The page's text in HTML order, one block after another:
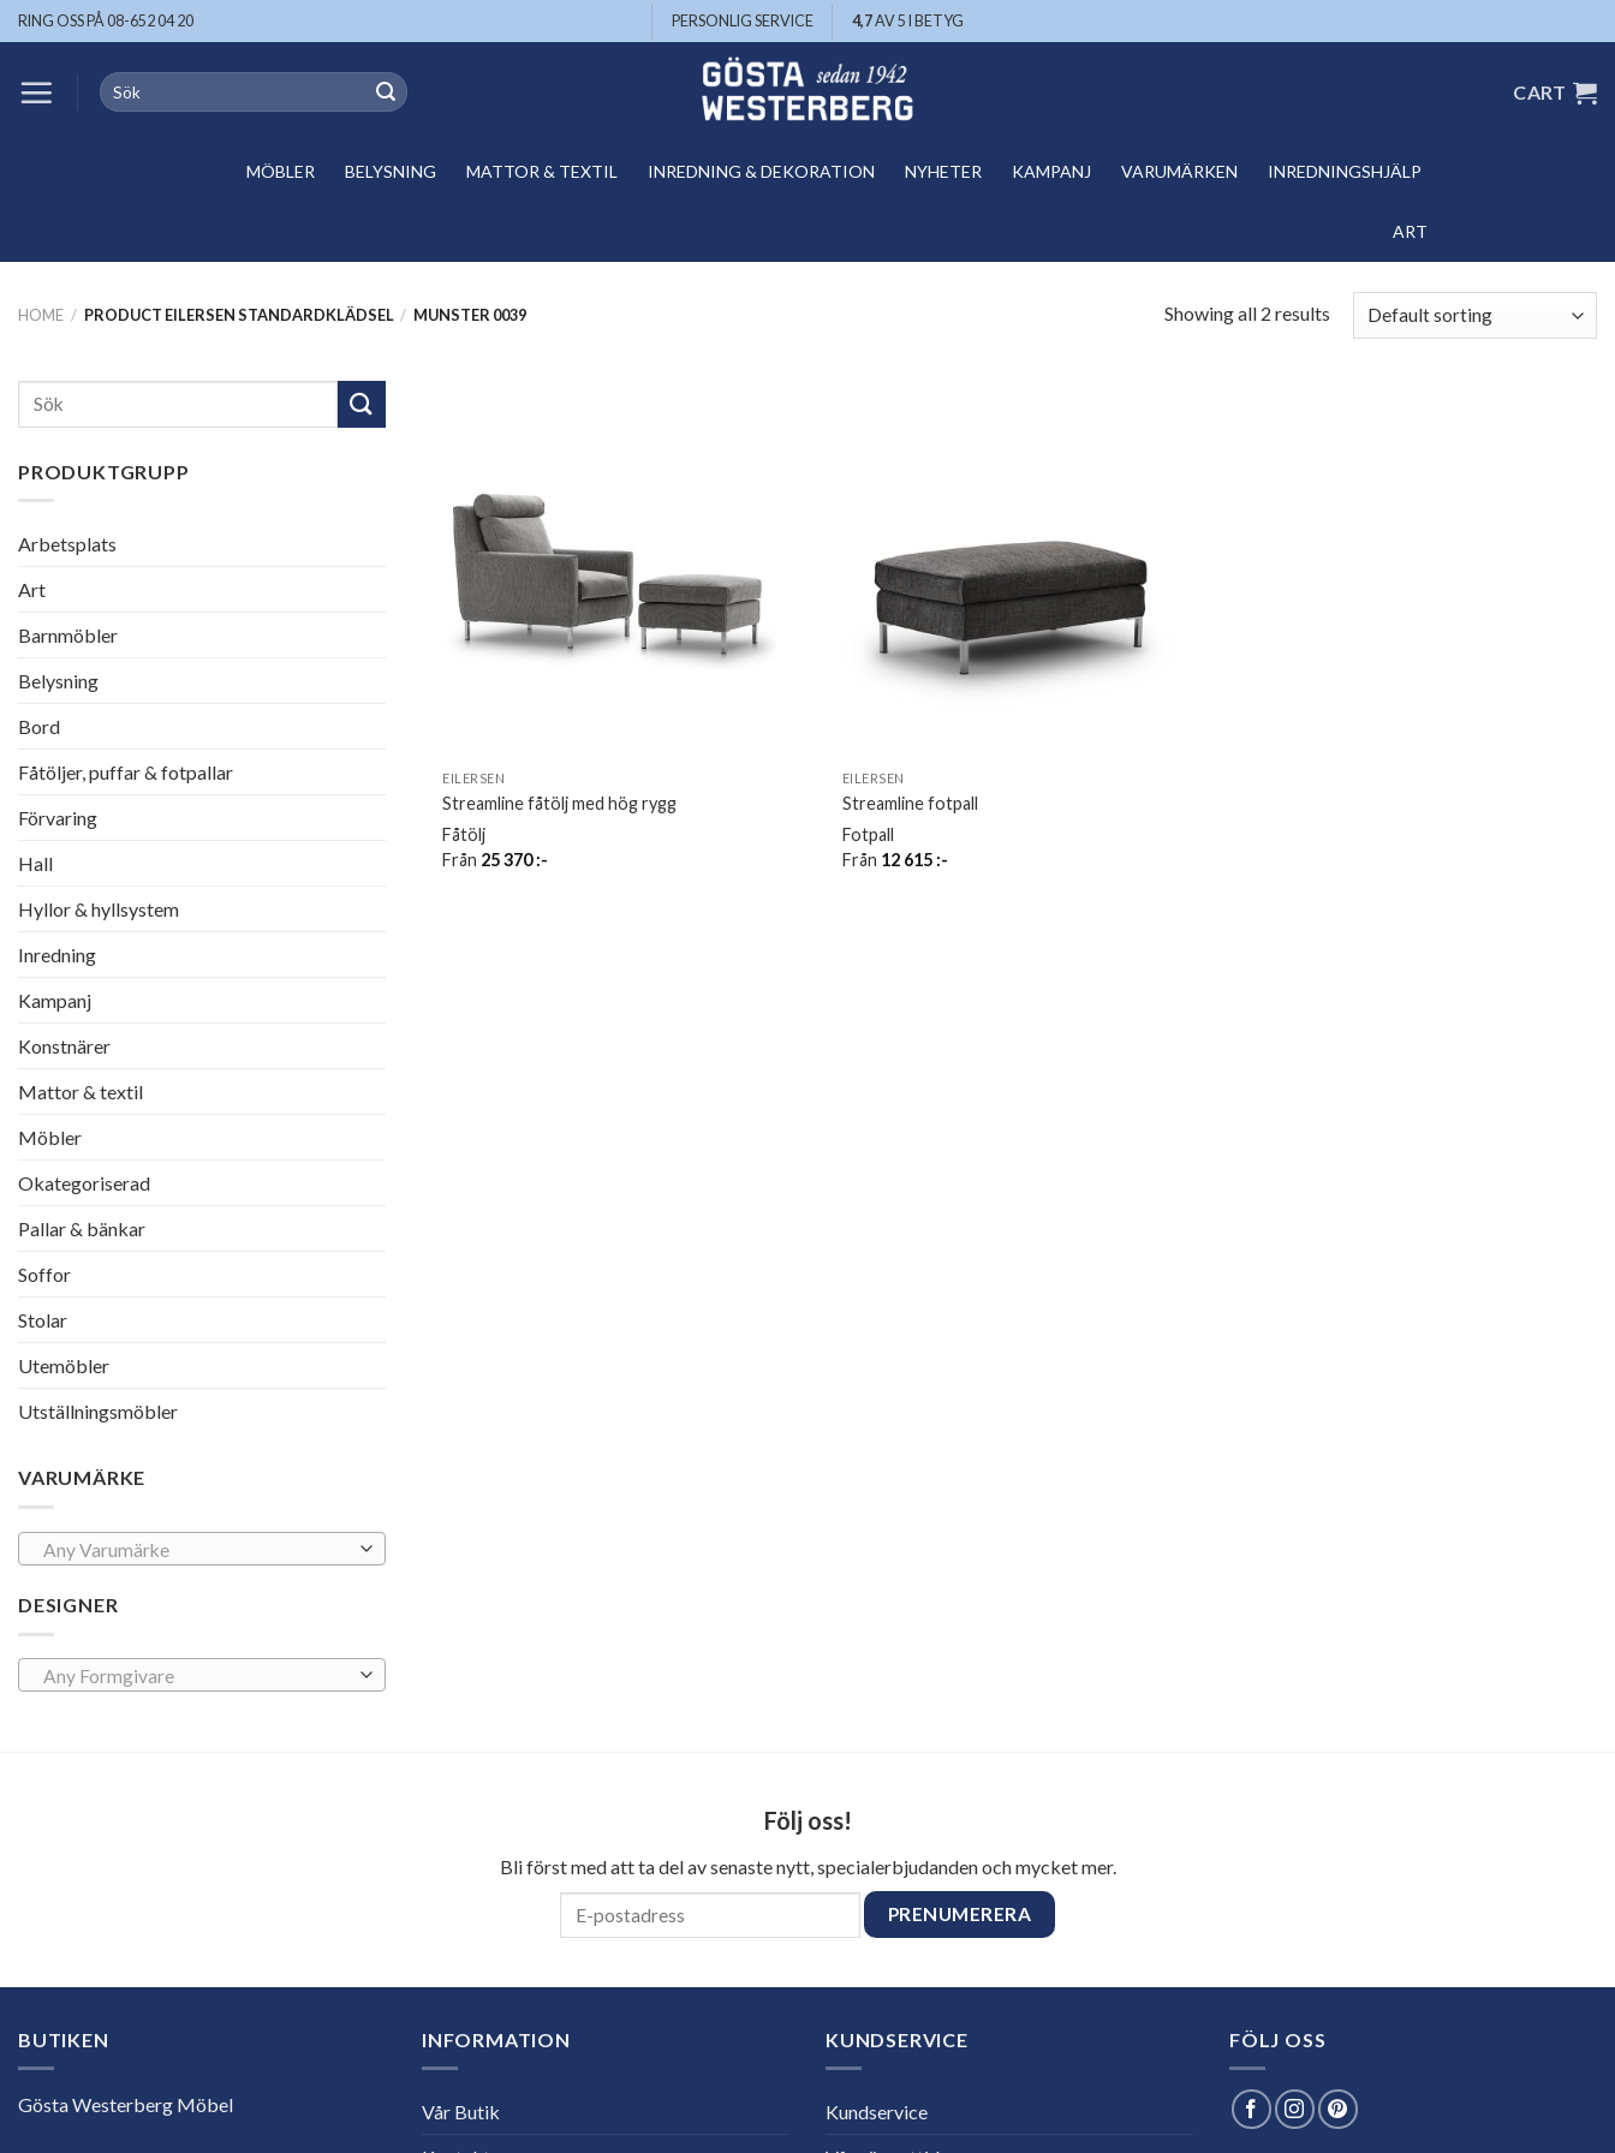
Skip
to
RING OSS PÅ 08-652 04 20 PERSONLIG SERVICE 4,7AV 5 I BETYG
Search
for:
CART
MÖBLER BELYSNING MATTOR & TEXTIL INREDNING & DEKORATION NYHETER KAMPANJ VARUMÄRKEN INREDNINGSHJÄLP
ART
HOME / PRODUCT EILERSEN STANDARDKLÄDSEL / MUNSTER 0039 Showing all 2 results
Search
PRODUKTGRUPP
Arbetsplats
Art
Barnmöbler
Belysning
Bord
Fåtöljer, puffar & fotpallar
Förvaring
Hall
Hyllor & hyllsystem
Inredning
Kampanj
Konstnärer
Mattor & textil
Möbler
Okategoriserad
Pallar & bänkar
Soffor
Stolar
Utemöbler
Utställningsmöbler
VARUMÄRKE
Any Varumärke
DESIGNER
Any Formgivare
EILERSEN
Streamline fåtölj med hög rygg
Fåtölj
Från 25 370:-
EILERSEN
Streamline fotpall
Fotpall
Från 12 615 :-
Följ oss!
Bli först med att ta del av senaste nytt, specialerbjudanden och mycket mer.
BUTIKEN
Gösta Westerberg Möbel
INFORMATION
Vår Butik
KUNDSERVICE
Kundservice
FÖLJ OSS